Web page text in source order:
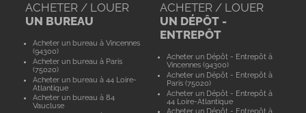
ACHETER / LOUER
UN BUREAU
Acheter un bureau à Vincennes
(94300)
Acheter un bureau à Paris
(75020)
Acheter un bureau à 44 Loire-
Atlantique
Acheter un bureau à 84
Vaucluse
ACHETER / LOUER
UN DÉPÔT -
ENTREPÔT
Acheter un Dépôt - Entrepôt à
Vincennes (94300)
Acheter un Dépôt - Entrepôt à
Paris (75020)
Acheter un Dépôt - Entrepôt à
44 Loire-Atlantique
Acheter un Dépôt - Entrepôt à